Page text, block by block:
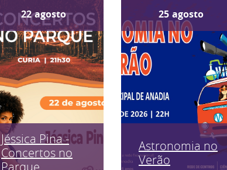
22 agosto
Jéssica Pina -
Concertos no
25 agosto
Astronomia no
Verão